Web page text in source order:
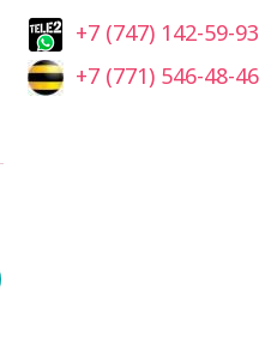
+7 (747) 142-59-93
+7 (771) 546-48-46